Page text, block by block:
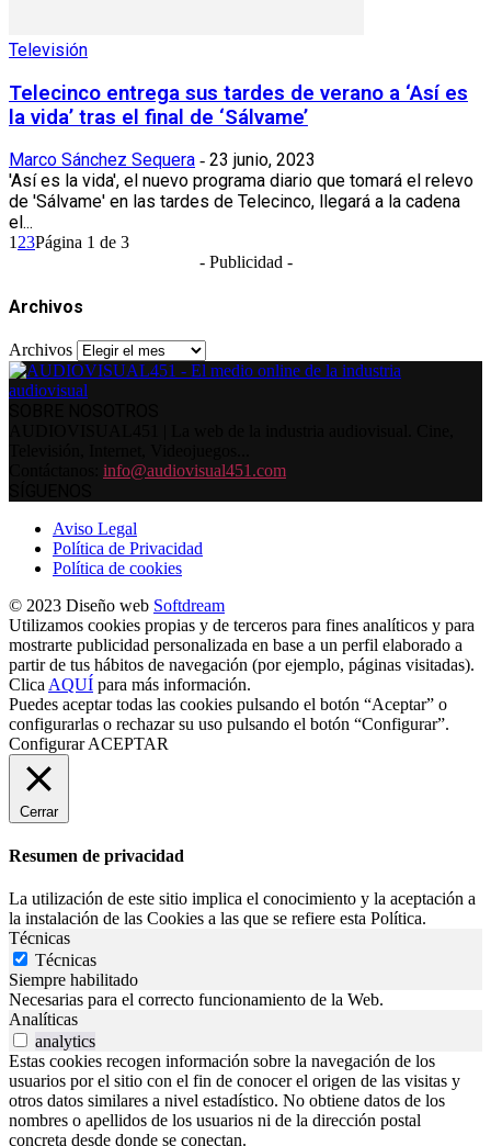
Televisión
Telecinco entrega sus tardes de verano a ‘Así es
la vida’ tras el final de ‘Sálvame’
Marco Sánchez Sequera - 23 junio, 2023
'Así es la vida', el nuevo programa diario que tomará el relevo
de 'Sálvame' en las tardes de Telecinco, llegará a la cadena
el...
1 23Página 1 de 3
- Publicidad -
Archivos
Archivos
info@audiovisual451.com
Aviso Legal
Política de Privacidad
Política de cookies
© 2023 Diseño web Softdream
Utilizamos cookies propias y de terceros para fines analíticos y para
mostrarte publicidad personalizada en base a un perfil elaborado a
partir de tus hábitos de navegación (por ejemplo, páginas visitadas).
Clica AQUÍ para más información.
Puedes aceptar todas las cookies pulsando el botón “Aceptar” o
configurarlas o rechazar su uso pulsando el botón “Configurar”.
Configurar ACEPTAR
Cerrar
Resumen de privacidad
La utilización de este sitio implica el conocimiento y la aceptación a
la instalación de las Cookies a las que se refiere esta Política.
Técnicas
Técnicas
Siempre habilitado
Necesarias para el correcto funcionamiento de la Web.
Analíticas
analytics
Estas cookies recogen información sobre la navegación de los
usuarios por el sitio con el fin de conocer el origen de las visitas y
otros datos similares a nivel estadístico. No obtiene datos de los
nombres o apellidos de los usuarios ni de la dirección postal
concreta desde donde se conectan.